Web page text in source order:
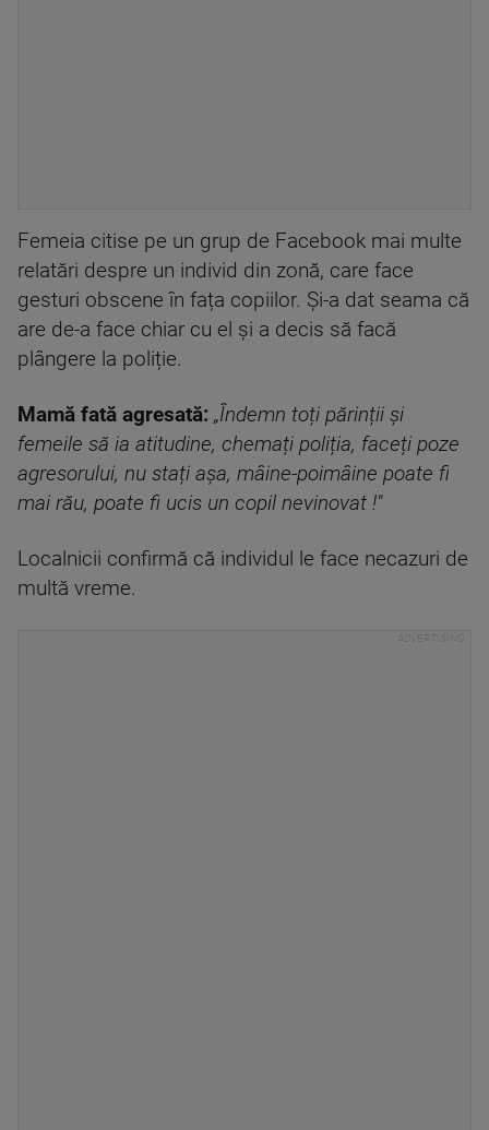
Femeia citise pe un grup de Facebook mai multe
relatări despre un individ din zonă, care face
gesturi obscene în fața copiilor. Și-a dat seama că
are de-a face chiar cu el și a decis să facă
plângere la poliție.
Mamă fată agresată: „Îndemn toți părinții și
femeile să ia atitudine, chemați poliția, faceți poze
agresorului, nu stați așa, mâine-poimâine poate fi
mai rău, poate fi ucis un copil nevinovat !"
Localnicii confirmă că individul le face necazuri de
multă vreme.